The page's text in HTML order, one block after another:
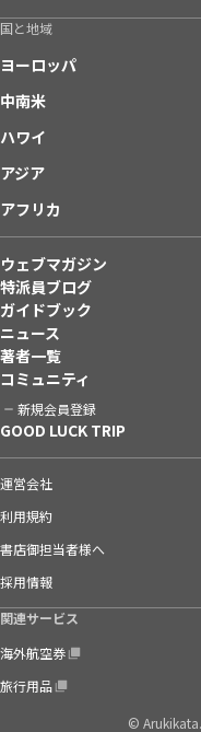
国と地域
ヨーロッパ
中南米
ハワイ
アジア
アフリカ
ウェブマガジン
特派員ブログ
ガイドブック
ニュース
著者一覧
コミュニティ
新規会員登録
GOOD LUCK TRIP
運営会社
利用規約
書店御担当者様へ
採用情報
関連サービス
海外航空券
旅行用品
©